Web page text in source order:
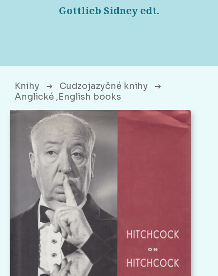
Gottlieb Sidney edt.
Knihy ➔ Cudzojazyčné knihy ➔
Anglické ,English books